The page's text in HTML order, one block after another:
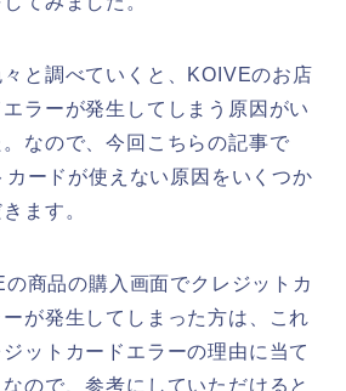
と調べていくと、KOIVEのお店
ラーが発生してしまう原因がい
なので、今回こちらの記事で
ードが使えない原因をいくつか
ます。
商品の購入画面でクレジットカ
が発生してしまった方は、これ
ットカードエラーの理由に当て
ので、参考にしていただけると